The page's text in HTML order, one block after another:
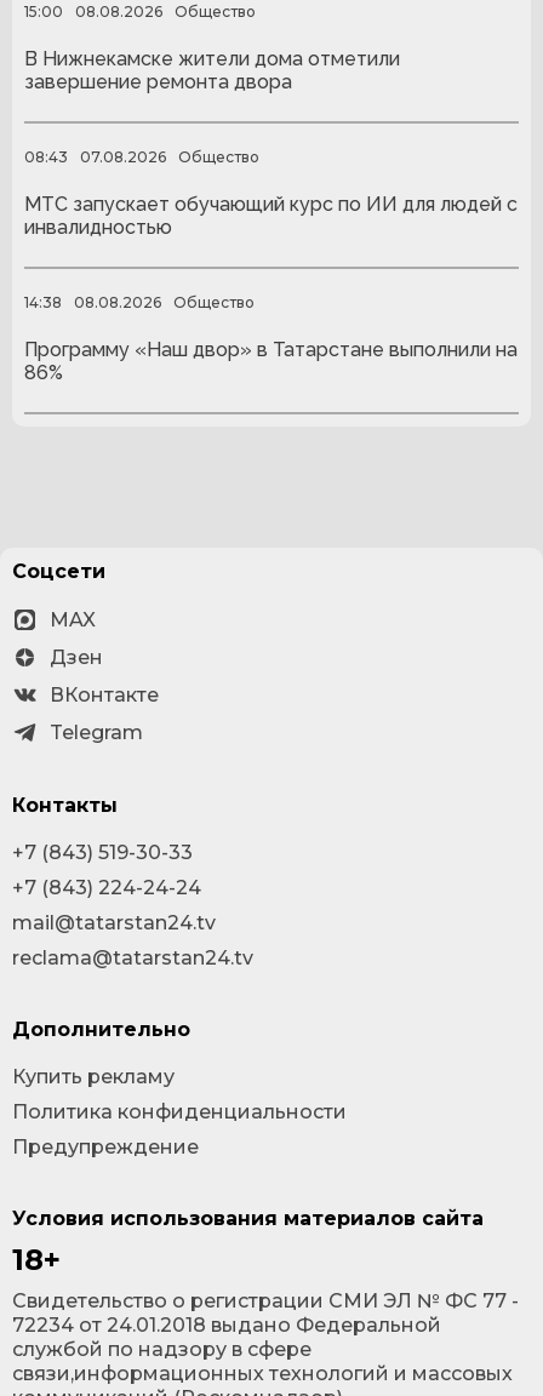
15:00 08.08.2026 Общество
В Нижнекамске жители дома отметили
завершение ремонта двора
08:43 07.08.2026 Общество
МТС запускает обучающий курс по ИИ для людей с
инвалидностью
14:38 08.08.2026 Общество
Программу «Наш двор» в Татарстане выполнили на
86%
Условия использования материалов сайта
18+
Cвидетельство о регистрации СМИ ЭЛ № ФС 77 -
72234 от 24.01.2018 выдано Федеральной
службой по надзору в сфере
связи,информационных технологий и массовых
Соцсети
MAX
Дзен
ВКонтакте
Telegram
Контакты
+7 (843) 519-30-33
+7 (843) 224-24-24
mail@tatarstan24.tv
reclama@tatarstan24.tv
Дополнительно
Купить рекламу
Политика конфиденциальности
Предупреждение